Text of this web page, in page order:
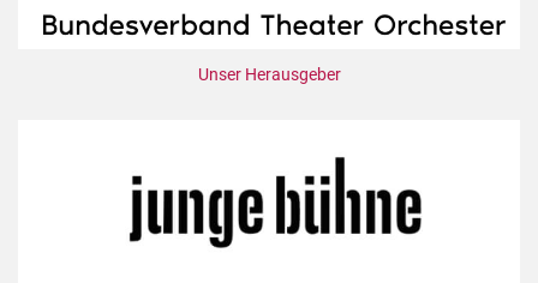
Unser Herausgeber